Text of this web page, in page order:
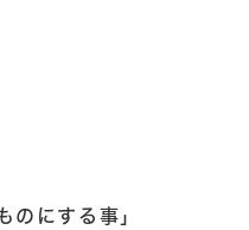
のにする事」